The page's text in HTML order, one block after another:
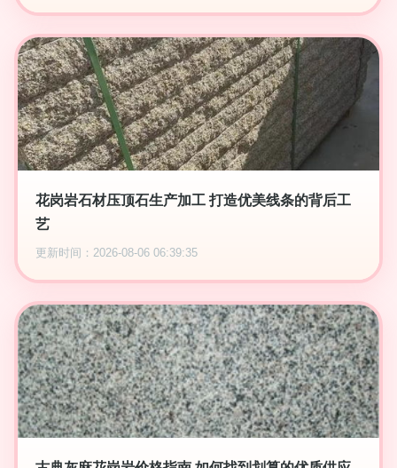
花岗岩石材压顶石生产加工 打造优美线条的背后工
艺
更新时间：2026-08-06 06:39:35